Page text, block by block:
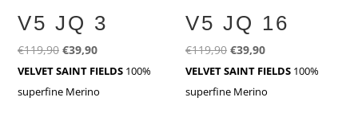
V5 JQ 3
€119,90 Ursprünglicher
Preis
war:
€39,90Aktueller
Preis
ist:
VELVET SAINT FIELDS 100%
superfine Merino
V5 JQ 16
€119,90 Ursprünglicher
Preis
war:
€39,90Aktueller
Preis
ist:
VELVET SAINT FIELDS 100%
superfine Merino